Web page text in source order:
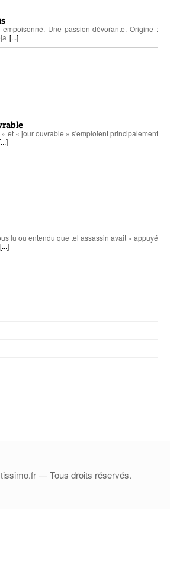
Une passion dévorante. Origine :
[...]
et « jour ouvrable » s'emploient principalement
lu ou entendu que tel assassin avait « appuyé
[...]
— Tous droits réservés.